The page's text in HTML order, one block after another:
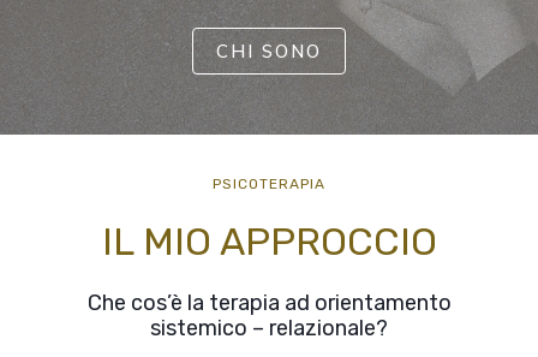
CHI SONO
PSICOTERAPIA
IL MIO APPROCCIO
Che cos’è la terapia ad orientamento
sistemico – relazionale?